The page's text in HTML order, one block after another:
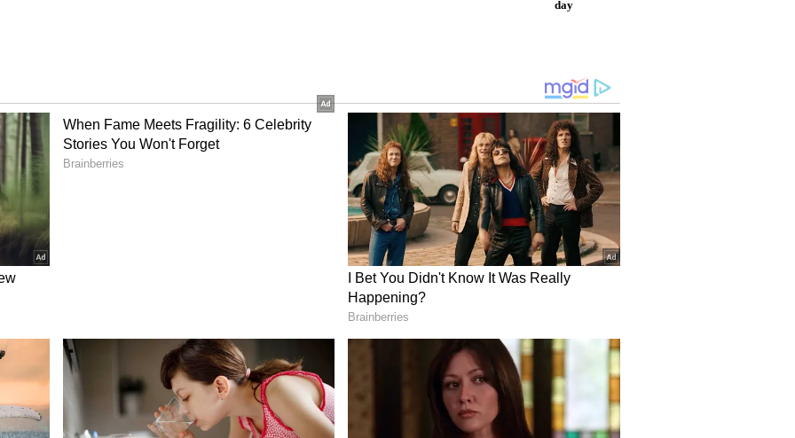
ಆಯೋಜಿಸಲಾದ ಪ್ರಚಾರ ಉತ್ಪನ್ನ ಬಿಡುಗಡೆ
ಡಿವಿಲಿಯರ್ಸ್ ಶುಕ್ರವಾರ ಮುಂಬೈಗೆ ಭೇಟಿ
ಅವರು ಹುಡುಗರೊಂದಿಗೆ ಟೆನ್ನಿಸ್‌ ಬಾಲ್‌ ಕ್ರಿಕೆಟ್‌ ಆಡಿರುವ